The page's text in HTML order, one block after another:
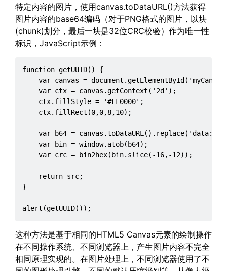
特定内容的图片，使用canvas.toDataURL()方法获得
图片内容的base64编码（对于PNG格式的图片，以块
(chunk)划分，最后一块是32位CRC校验）作为唯一性
标识，JavaScript示例：
function getUUID() {
var canvas =
    var ctx = canvas.getContext('2d');
    ctx.fillStyle = '#FF0000';
    ctx.fillRect(0,0,8,10);
var b64 =
    var bin = window.atob(b64);
    var crc = bin2hex(bin.slice(-16,-12));
    return src;
}
alert(getUUID());
这种方法是基于相同的HTML5 Canvas元素的绘制操作
在不同操作系统、不同浏览器上，产生图片内容不完全
相同原理实现的。在图片处理上，不同浏览器使用了不